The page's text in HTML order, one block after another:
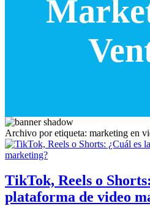
Archivo por etiqueta: marketing en
TikTok, Reels o
plataforma de video